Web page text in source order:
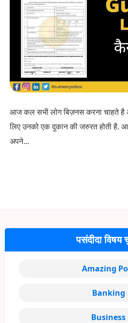
आज कल सभी लोग बिज़नस करना चाहते
लिए उनको एक दुकान की जरुरत होती है.
अपने...
पसंदीदा विषय
Amazing
Banking
Business